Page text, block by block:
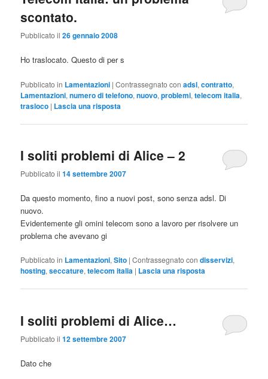
scontato.
Pubblicato il26 gennaio 2008
Ho traslocato. Questo di per s
Pubblicato in Lamentazioni |Contrassegnato con adsl,contratto,
Lamentazioni,numero di telefono,nuovo,problemi,telecom italia,
trasloco | Lascia una risposta
I soliti problemi di Alice – 2
Pubblicato il14 settembre 2007
Da questo momento, fino a nuovi post, sono senza adsl. Di
nuovo.
Evidentemente gli omini telecom sono a lavoro per risolvere un
problema che avevano gi
Pubblicato in Lamentazioni,Sito |Contrassegnato con disservizi,
hosting,seccature,telecom italia | Lascia una risposta
I soliti problemi di Alice…
Pubblicato il12 settembre 2007
Dato che